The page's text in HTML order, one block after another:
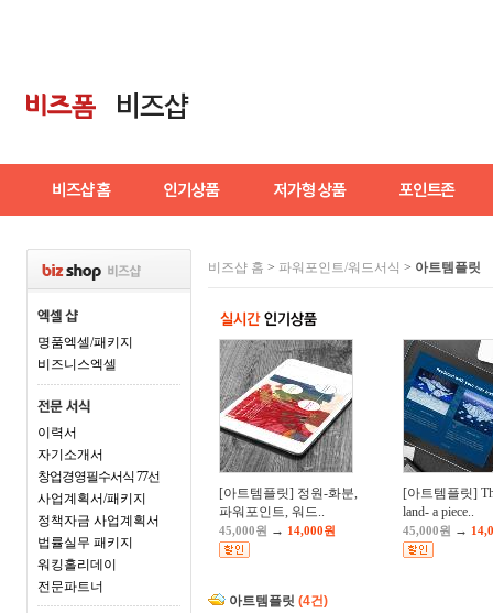
명품엑셀/패키지
비즈니스엑셀
이력서
자기소개서
창업경영필수서식 77선
사업계획서/패키지
정책자금 사업계획서
법률실무 패키지
워킹홀리데이
전문파트너
비즈샵 홈 > 파워포인트/워드서식 > 아트템플릿
[아트템플릿] 정원-화분,
파워포인트, 워드..
45,000원 → 14,000원
[아트템플릿]
land- a piece..
45,000원 →
아트템플릿 (4건)